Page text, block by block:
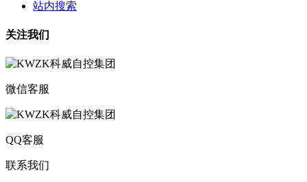
站内搜索
关注我们
微信客服
QQ客服
联系我们